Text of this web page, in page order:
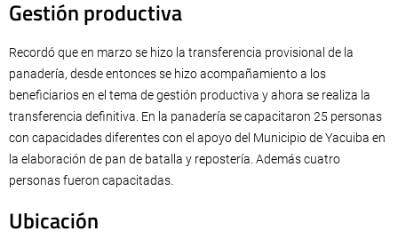
Gestión productiva
Recordó que en marzo se hizo la transferencia provisional de la
panadería, desde entonces se hizo acompañamiento a los
beneficiarios en el tema de gestión productiva y ahora se realiza la
transferencia definitiva. En la panadería se capacitaron 25 personas
con capacidades diferentes con el apoyo del Municipio de Yacuiba en
la elaboración de pan de batalla y repostería. Además cuatro
personas fueron capacitadas.
Ubicación